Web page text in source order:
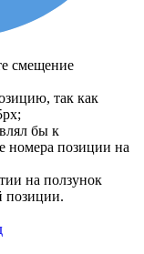
смещение
так как
бы к
номера позиции на
на ползунок
позиции.